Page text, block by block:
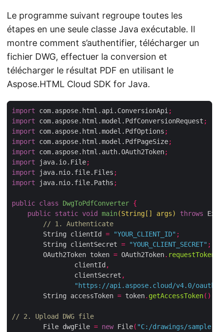
Le programme suivant regroupe toutes les
étapes en une seule classe Java exécutable. Il
montre comment s’authentifier, télécharger un
fichier DWG, effectuer la conversion et
télécharger le résultat PDF en utilisant le
Aspose.HTML Cloud SDK for Java.
import com.aspose.html.api.ConversionApi ;
import com.aspose.html.model.PdfConversionRequest ;
import com.aspose.html.model.PdfOptions ;
import com.aspose.html.model.PdfPageSize;
import com.aspose.html.auth.OAuth2Token;
import java.io.File;
import java.nio.file.Files ;
import java.nio.file.Paths ;
public class DwgToPdfConverter {
public static void main(String [] args) throws
// 1. Authenticate
        String clientId
= "YOUR_CLIENT_ID" ;
        String clientSecret
= "YOUR_CLIENT_SECRET" ;
        OAuth2Token token
= OAuth2Token. requestToken
                clientId
,
                clientSecret
,
"https://api.aspose.cloud/v4.0/
        String accessToken
= token. getAccessToken();
// 2. Upload DWG file
        File dwgFile
= new File( "C:/drawings/